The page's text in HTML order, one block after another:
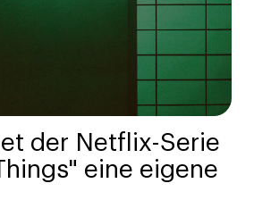
der Netflix-Serie
eine eigene